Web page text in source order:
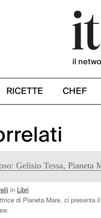
il
RICETTE CHEF
Gelisio Tessa, Pianeta
in Libri
di Pianeta Mare, ci presenta